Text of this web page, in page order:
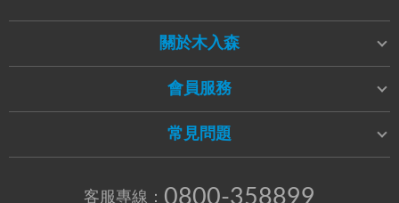
關於木入森
會員服務
常見問題
客服專線： 0800-358899